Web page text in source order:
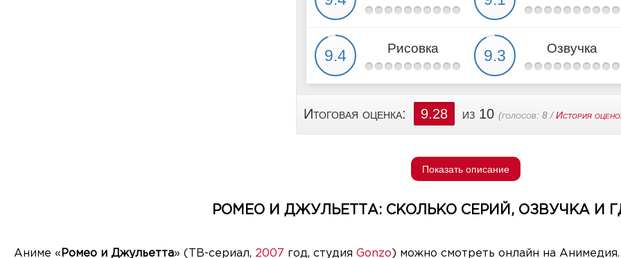
Рисовка Озвучка
Итоговая оценка: 9.28 из 10 (голосов: 8 /История
Показать описание
РОМЕО И ДЖУЛЬЕТТА: СКОЛЬКО СЕРИЙ, ОЗВУЧКА И
Аниме « Ромео и Джульетта» (ТВ-сериал, 2007 год, студия Gonzo ) можно смотреть онлайн на